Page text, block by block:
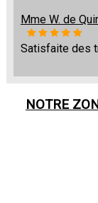
Mme W. de
Satisfaite des
NOTRE